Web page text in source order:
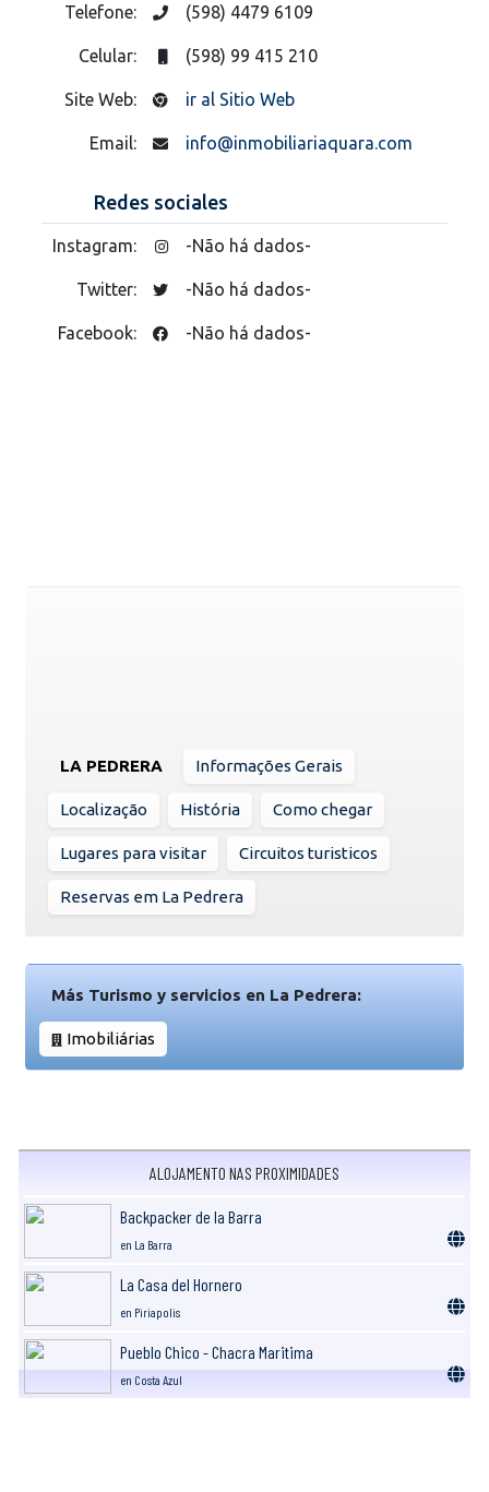
Telefone: (598) 4479 6109
Celular: (598) 99 415 210
Site Web: ir al Sitio Web
Email: info@inmobiliariaquara.com
Redes sociales
Instagram: -Não há dados-
Twitter: -Não há dados-
Facebook: -Não há dados-
LA PEDRERA Informações Gerais
Localização História Como chegar
Lugares para visitar Circuitos turisticos
Reservas em La Pedrera
Más Turismo y servicios en La Pedrera:
Imobiliárias
ALOJAMENTO NAS PROXIMIDADES
Backpacker de la Barra
en La Barra
La Casa del Hornero
en Piriapolis
Pueblo Chico - Chacra Maritima
en Costa Azul